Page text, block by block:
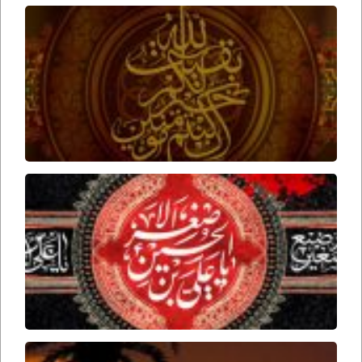
زمان
ارواحنا
فداه
برخورد
حسین
علیه
السلام
با علی
اصغر
علیه
تاریخ